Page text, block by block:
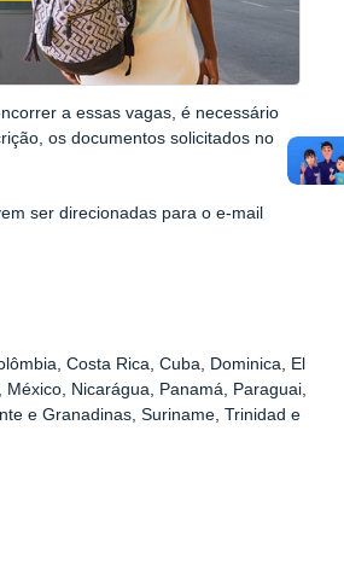
a essas vagas, é necessário
os documentos solicitados no
ser direcionadas para o e-mail
Costa Rica, Cuba, Dominica, El
Nicarágua, Panamá, Paraguai,
e Granadinas, Suriname, Trinidad e